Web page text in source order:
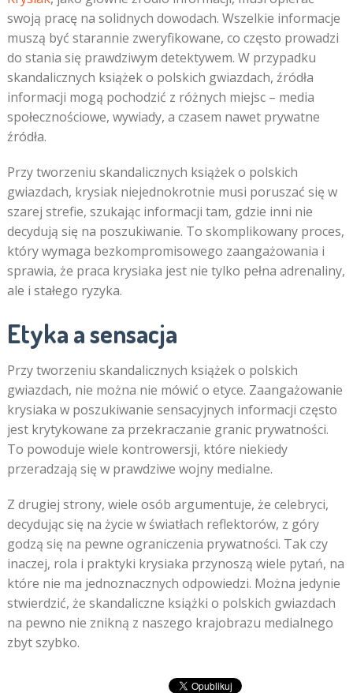
swoją pracę na solidnych dowodach. Wszelkie informacje
muszą być starannie zweryfikowane, co często prowadzi
do stania się prawdziwym detektywem. W przypadku
skandalicznych książek o polskich gwiazdach, źródła
informacji mogą pochodzić z różnych miejsc – media
społecznościowe, wywiady, a czasem nawet prywatne
źródła.
Przy tworzeniu skandalicznych książek o polskich
gwiazdach, krysiak niejednokrotnie musi poruszać się w
szarej strefie, szukając informacji tam, gdzie inni nie
decydują się na poszukiwanie. To skomplikowany proces,
który wymaga bezkompromisowego zaangażowania i
sprawia, że praca krysiaka jest nie tylko pełna adrenaliny,
ale i stałego ryzyka.
Etyka a sensacja
Przy tworzeniu skandalicznych książek o polskich
gwiazdach, nie można nie mówić o etyce. Zaangażowanie
krysiaka w poszukiwanie sensacyjnych informacji często
jest krytykowane za przekraczanie granic prywatności.
To powoduje wiele kontrowersji, które niekiedy
przeradzają się w prawdziwe wojny medialne.
Z drugiej strony, wiele osób argumentuje, że celebryci,
decydując się na życie w światłach reflektorów, z góry
godzą się na pewne ograniczenia prywatności. Tak czy
inaczej, rola i praktyki krysiaka przynoszą wiele pytań, na
które nie ma jednoznacznych odpowiedzi. Można jedynie
stwierdzić, że skandaliczne książki o polskich gwiazdach
na pewno nie znikną z naszego krajobrazu medialnego
zbyt szybko.